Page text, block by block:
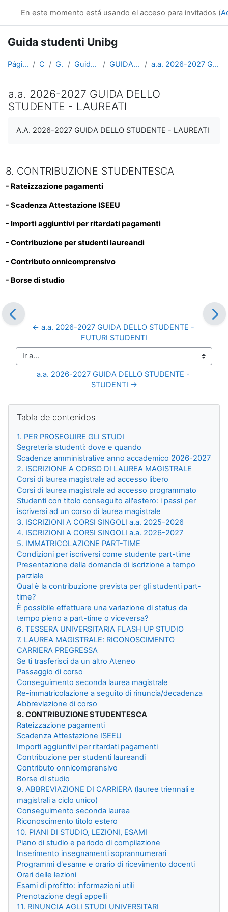
e-learning Unibg
En este momento está usando el acceso para invitados (
Guida studenti Unibg
Página Principal Cursos Generale Guida studenti Unibg GUIDA DELLO STUDENTE a.a. 2026-2027 GUIDA DELLO STUDENTE - LAUREATI
a.a. 2026-2027 GUIDA DELLO
STUDENTE - LAUREATI
A.A. 2026-2027 GUIDA DELLO STUDENTE - LAUREATI
8. CONTRIBUZIONE STUDENTESCA
- Rateizzazione pagamenti
- Scadenza Attestazione ISEEU
- Importi aggiuntivi per ritardati pagamenti
- Contribuzione per studenti laureandi
- Contributo onnicomprensivo
- Borse di studio
← a.a. 2026-2027 GUIDA DELLO STUDENTE -
FUTURI STUDENTI
Ir a...
a.a. 2026-2027 GUIDA DELLO STUDENTE -
STUDENTI →
Bloques
Tabla de contenidos
1. PER PROSEGUIRE GLI STUDI
Segreteria studenti: dove e quando
Scadenze amministrative anno accademico 2026-2027
2. ISCRIZIONE A CORSO DI LAUREA MAGISTRALE
Corsi di laurea magistrale ad accesso libero
Corsi di laurea magistrale ad accesso programmato
Studenti con titolo conseguito all'estero: i passi per
iscriversi ad un corso di laurea magistrale
3. ISCRIZIONI A CORSI SINGOLI a.a. 2025-2026
4. ISCRIZIONI A CORSI SINGOLI a.a. 2026-2027
5. IMMATRICOLAZIONE PART-TIME
Condizioni per iscriversi come studente part-time
Presentazione della domanda di iscrizione a tempo
parziale
Qual è la contribuzione prevista per gli studenti part-
time?
È possibile effettuare una variazione di status da
tempo pieno a part-time o viceversa?
6. TESSERA UNIVERSITARIA FLASH UP STUDIO
7. LAUREA MAGISTRALE: RICONOSCIMENTO
CARRIERA PREGRESSA
Se ti trasferisci da un altro Ateneo
Passaggio di corso
Conseguimento seconda laurea magistrale
Re-immatricolazione a seguito di rinuncia/decadenza
Abbreviazione di corso
8. CONTRIBUZIONE STUDENTESCA
Rateizzazione pagamenti
Scadenza Attestazione ISEEU
Importi aggiuntivi per ritardati pagamenti
Contribuzione per studenti laureandi
Contributo onnicomprensivo
Borse di studio
9. ABBREVIAZIONE DI CARRIERA (lauree triennali e
magistrali a ciclo unico)
Conseguimento seconda laurea
Riconoscimento titolo estero
10. PIANI DI STUDIO, LEZIONI, ESAMI
Piano di studio e periodo di compilazione
Inserimento insegnamenti soprannumerari
Programmi d'esame e orario di ricevimento docenti
Orari delle lezioni
Esami di profitto: informazioni utili
Prenotazione degli appelli
11. RINUNCIA AGLI STUDI UNIVERSITARI